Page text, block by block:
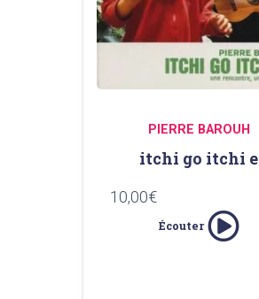
PIERRE BAROUH
itchi go itchi e
10,00€
Écouter